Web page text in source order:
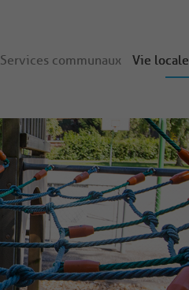
Services communaux Vie locale